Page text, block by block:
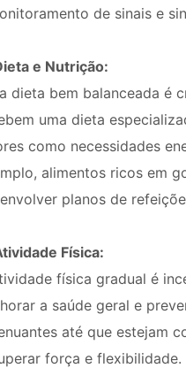
de sinais e
e Nutrição:
dieta bem balanceada é
uma dieta
como necessidades
alimentos ricos em
planos de
Física:
física gradual é
a saúde geral e
até que estejam
força e flexibilidade.